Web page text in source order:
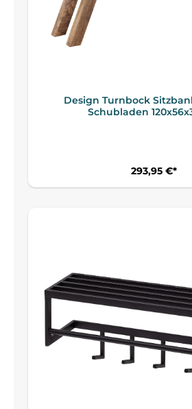
Design Turnbock
Schubladen
293,95 €*